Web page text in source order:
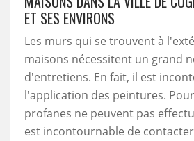
ET SES ENVIRONS
Les murs qui se trouvent à
maisons nécessitent un grand
d'entretiens. En fait, il est
l'application des peintures.
profanes ne peuvent pas
est incontournable de